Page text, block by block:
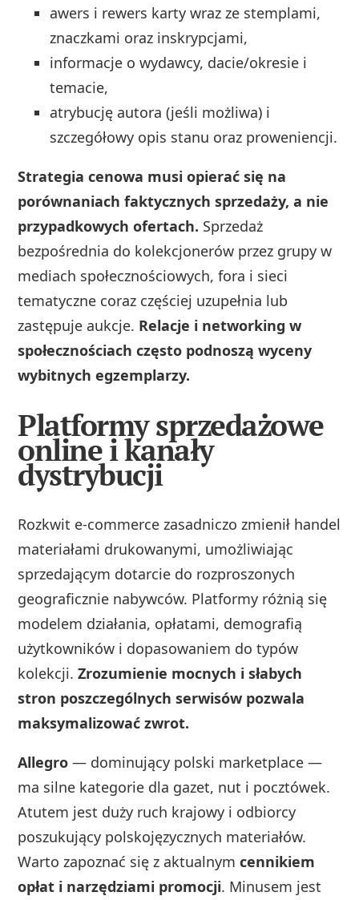
awers i rewers karty wraz ze stemplami,
znaczkami oraz inskrypcjami,
informacje o wydawcy, dacie/okresie i
temacie,
atrybucję autora (jeśli możliwa) i
szczegółowy opis stanu oraz proweniencji.
Strategia cenowa musi opierać się na
porównaniach faktycznych sprzedaży, a nie
przypadkowych ofertach. Sprzedaż
bezpośrednia do kolekcjonerów przez grupy w
mediach społecznościowych, fora i sieci
tematyczne coraz częściej uzupełnia lub
zastępuje aukcje. Relacje i networking w
społecznościach często podnoszą wyceny
wybitnych egzemplarzy.
Platformy sprzedażowe
online i kanały
dystrybucji
Rozkwit e‑commerce zasadniczo zmienił handel
materiałami drukowanymi, umożliwiając
sprzedającym dotarcie do rozproszonych
geograficznie nabywców. Platformy różnią się
modelem działania, opłatami, demografią
użytkowników i dopasowaniem do typów
kolekcji.Zrozumienie mocnych i słabych
stron poszczególnych serwisów pozwala
maksymalizować zwrot.
Allegro — dominujący polski marketplace —
ma silne kategorie dla gazet, nut i pocztówek.
Atutem jest duży ruch krajowy i odbiorcy
poszukujący polskojęzycznych materiałów.
Warto zapoznać się z aktualnymcennikiem
opłat i narzędziami promocji. Minusem jest